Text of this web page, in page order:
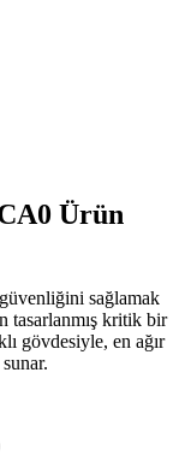
Ürün
sağlamak
tasarlanmış kritik bir
gövdesiyle, en ağır